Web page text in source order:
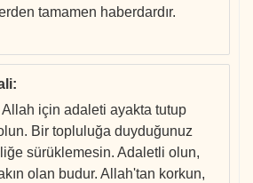
tamamen haberdardır.
:
için adaleti ayakta tutup
Bir topluluğa duyduğunuz
sürüklemesin. Adaletli olun,
olan budur. Allah'tan korkun,